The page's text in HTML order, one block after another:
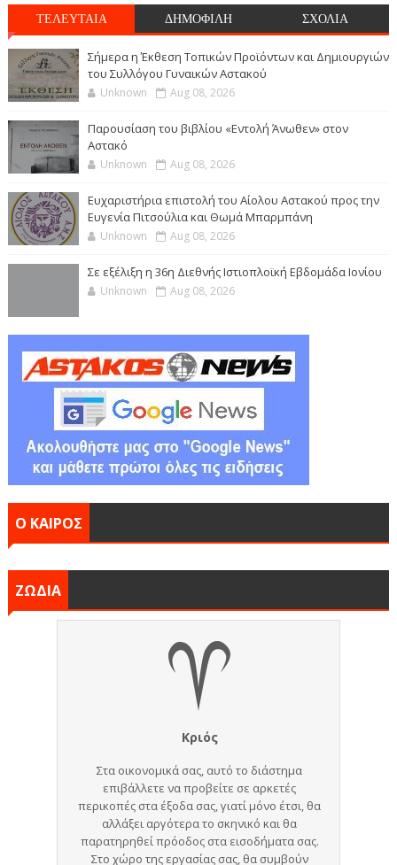
ΤΕΛΕΥΤΑΙΑ ΔΗΜΟΦΙΛΗ ΣΧΟΛΙΑ
Σήμερα η Έκθεση Τοπικών Προϊόντων και Δημιουργιών
του Συλλόγου Γυναικών Αστακού
Unknown Aug 08, 2026
Παρουσίαση του βιβλίου «Εντολή Άνωθεν» στον
Αστακό
Unknown Aug 08, 2026
Ευχαριστήρια επιστολή του Αίολου Αστακού προς την
Ευγενία Πιτσούλια και Θωμά Μπαρμπάνη
Unknown Aug 08, 2026
Σε εξέλιξη η 36η Διεθνής Ιστιοπλοϊκή Εβδομάδα Ιονίου
Unknown Aug 08, 2026
Ο ΚΑΙΡΟΣ
ΖΩΔΙΑ